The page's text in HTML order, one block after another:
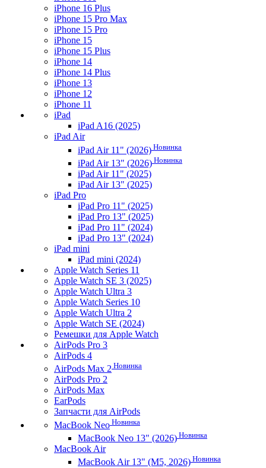
iPhone 16 Plus
iPhone 15 Pro Max
iPhone 15 Pro
iPhone 15
iPhone 15 Plus
iPhone 14
iPhone 14 Plus
iPhone 13
iPhone 12
iPhone 11
iPad
iPad A16 (2025)
iPad Air
iPad Air 11" (2026) Новинка
iPad Air 13" (2026) Новинка
iPad Air 11" (2025)
iPad Air 13" (2025)
iPad Pro
iPad Pro 11" (2025)
iPad Pro 13" (2025)
iPad Pro 11" (2024)
iPad Pro 13" (2024)
iPad mini
iPad mini (2024)
Apple Watch Series 11
Apple Watch SE 3 (2025)
Apple Watch Ultra 3
Apple Watch Series 10
Apple Watch Ultra 2
Apple Watch SE (2024)
Ремешки для Apple Watch
AirPods Pro 3
AirPods 4
AirPods Max 2 Новинка
AirPods Pro 2
AirPods Max
EarPods
Запчасти для AirPods
MacBook Neo Новинка
MacBook Neo 13" (2026) Новинка
MacBook Air
MacBook Air 13" (M5, 2026) Новинка